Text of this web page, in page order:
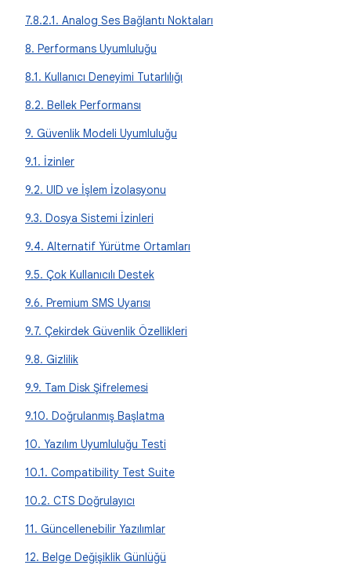
7.8.2.1. Analog Ses Bağlantı Noktaları
8. Performans Uyumluluğu
8.1. Kullanıcı Deneyimi Tutarlılığı
8.2. Bellek Performansı
9. Güvenlik Modeli Uyumluluğu
9.1. İzinler
9.2. UID ve İşlem İzolasyonu
9.3. Dosya Sistemi İzinleri
9.4. Alternatif Yürütme Ortamları
9.5. Çok Kullanıcılı Destek
9.6. Premium SMS Uyarısı
9.7. Çekirdek Güvenlik Özellikleri
9.8. Gizlilik
9.9. Tam Disk Şifrelemesi
9.10. Doğrulanmış Başlatma
10. Yazılım Uyumluluğu Testi
10.1. Compatibility Test Suite
10.2. CTS Doğrulayıcı
11. Güncellenebilir Yazılımlar
12. Belge Değişiklik Günlüğü